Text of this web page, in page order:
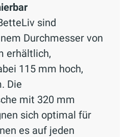
sind
Durchmesser von
erhältlich,
115 mm hoch,
Die
mit 320 mm
sich optimal für
es auf jeden